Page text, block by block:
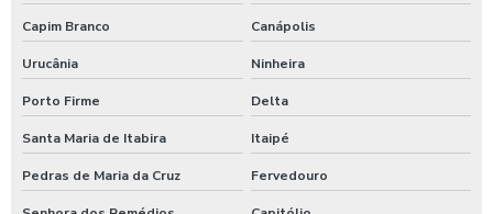
Capim Branco Canápolis
Urucânia Ninheira
Porto Firme Delta
Santa Maria de Itabira Itaipé
Pedras de Maria da Cruz Fervedouro